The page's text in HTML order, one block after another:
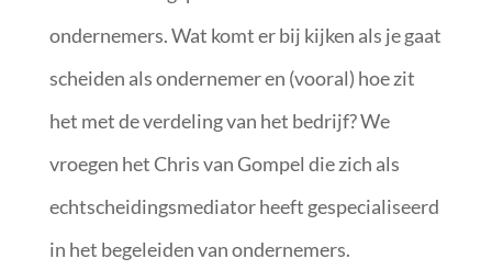
ondernemers. Wat komt er bij kijken als je gaat
scheiden als ondernemer en (vooral) hoe zit
het met de verdeling van het bedrijf? We
vroegen het Chris van Gompel die zich als
echtscheidingsmediator heeft gespecialiseerd
in het begeleiden van ondernemers.